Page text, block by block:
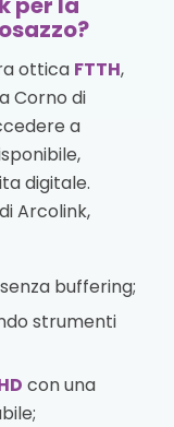
ottica FTTH,
a Corno di
a
digitale.
Arcolink,
buffering;
strumenti
con una